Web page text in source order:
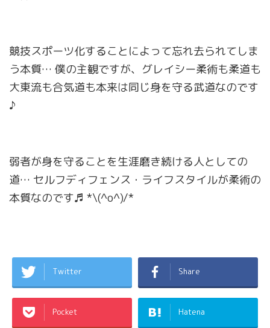
競技スポーツ化することによって忘れ去られてしま
う本質… 僕の主観ですが、グレイシー柔術も柔道も
大東流も合気道も本来は同じ身を守る武道なのです
♪
弱者が身を守ることを生涯磨き続ける人としての
道… セルフディフェンス・ライフスタイルが柔術の
本質なのです♬ *\(^o^)/*
Twitter Share
Pocket Hatena